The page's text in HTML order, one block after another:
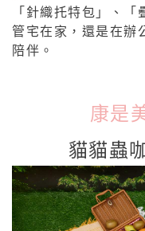
「針織托特包」、
管宅在家，還是在辦
陪伴。
康是
貓貓蟲